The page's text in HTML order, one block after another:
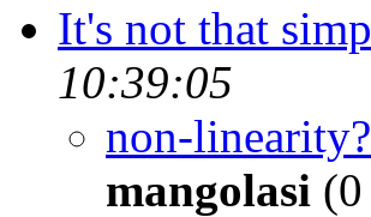
It's not that
10:39:05
non-
mangolasi